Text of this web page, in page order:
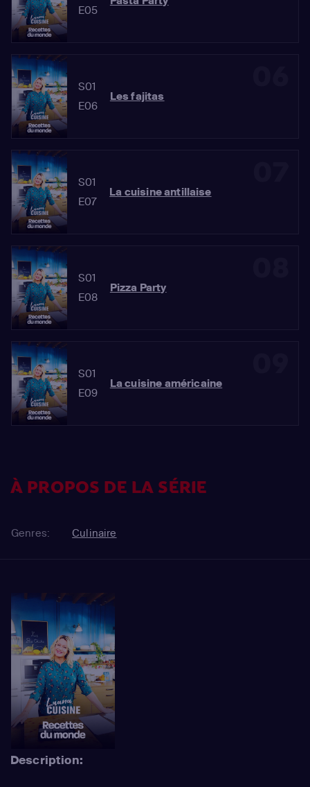
E05
S01
E06
Les fajitas
S01
E07
La cuisine antillaise
S01
E08
Pizza Party
S01
E09
La cuisine américaine
À PROPOS DE LA SÉRIE
Genres: Culinaire
Description: